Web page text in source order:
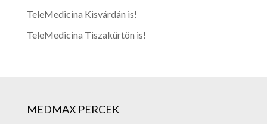
TeleMedicina Kisvárdán is!
TeleMedicina Tiszakürtön is!
MEDMAX PERCEK